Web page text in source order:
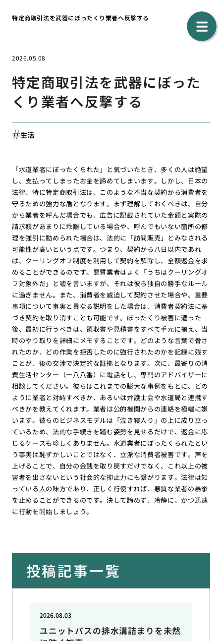
特定商取引法を武器にぼったくり業者へ反撃する
2026.05.08
特定商取引法を武器にぼった
くり業者へ反撃する
生活
「水道業者にぼったくられた」と気づいたとき、多くの人は絶望
し、支払ってしまったお金を諦めてしまいます。しかし、日本の
法律、特に特定商取引法は、このような不当な契約から消費者を
守るための強力な盾となります。まず理解しておくべきは、自分
から業者を呼んだ場合でも、広告に記載されていた金額と実際の
請求額があまりに乖離している場合や、呼んでもいない箇所の修
理を強引に勧められた場合は、法的に「訪問販売」とみなされる
可能性が高いという点です。つまり、契約から八日以内であれ
ば、クーリングオフ制度を利用して契約を解除し、全額返金を求
めることができるのです。悪質業者はよく「うちはクーリングオ
フ対象外だ」と嘘を言いますが、それは彼ら独自の勝手なルール
に過ぎません。また、消費者を威迫して契約させた場合や、重要
事項について事実と異なる説明をした場合は、消費者契約法に基
づき契約を取り消すことも可能です。ぼったくり被害に遭った
後、最初に行うべきは、領収書や見積書をすべて手元に揃え、当
時のやり取りを詳細にメモすることです。どのような言葉で脅さ
れたのか、どの作業を拒否したのに強行されたのかを記録に残す
ことが、後の交渉で決定的な証拠となります。次に、最寄りの消
費生活センター（一八八番）に電話をし、専門のアドバイザーに
相談してください。彼らはこれまでの膨大な事例をもとに、どの
ように業者と対峙すべきか、あるいは弁護士会や水道局と連携す
べきかを教えてくれます。業者は公的機関からの連絡を極端に嫌
います。彼らのビジネスモデルは「泣き寝入り」の上に成り立っ
ているため、法的な手続きを踏む姿勢を見せるだけで、返金に応
じるケースも珍しくありません。水道業者にぼったくられたとい
う事実は恥ずかしいことではなく、立派な消費者被害です。声を
上げることで、自分の金銭を取り戻すだけでなく、これ以上の被
害者を出さないという社会的な抑止力にも繋がります。法律は知
っている人の味方であり、正しく行使すれば、悪質な業者の暴挙
を止めることができるのです。決して諦めず、冷静に、かつ迅速
に行動を開始しましょう。
投稿記事一覧
ユニットバスの排水溝詰まりを未然
2026.08.03